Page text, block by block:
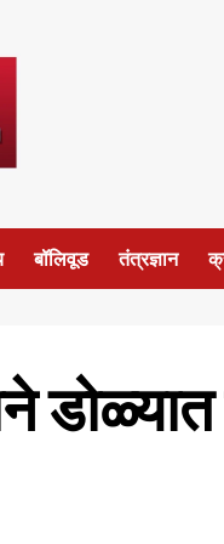
बॉलिवूड तंत्रज्ञान
डोळ्यात